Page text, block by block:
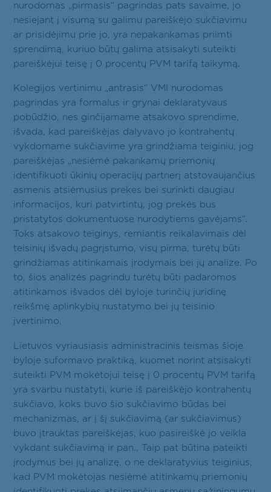
nurodomas „pirmasis“ pagrindas pats savaime, jo
nesiejant į visumą su galimu pareiškėjo sukčiavimu
ar prisidėjimu prie jo, yra nepakankamas priimti
sprendimą, kuriuo būtų galima atsisakyti suteikti
pareiškėjui teisę į 0 procentų PVM tarifą taikymą.
Kolegijos vertinimu „antrasis“ VMI nurodomas
pagrindas yra formalus ir grynai deklaratyvaus
pobūdžio, nes ginčijamame atsakovo sprendime,
išvada, kad pareiškėjas dalyvavo jo kontrahentų
vykdomame sukčiavime yra grindžiama teiginiu, jog
pareiškėjas „nesiėmė pakankamų priemonių
identifikuoti ūkinių operacijų partnerį atstovaujančius
asmenis atsiėmusius prekes bei surinkti daugiau
informacijos, kuri patvirtintų, jog prekės bus
pristatytos dokumentuose nurodytiems gavėjams“.
Toks atsakovo teiginys, remiantis reikalavimais dėl
teisinių išvadų pagrįstumo, visų pirma, turėtų būti
grindžiamas atitinkamais įrodymais bei jų analize. Po
to, šios analizės pagrindu turėtų būti padaromos
atitinkamos išvados dėl byloje turinčių juridinę
reikšmę aplinkybių nustatymo bei jų teisinio
įvertinimo.
Lietuvos vyriausiasis administracinis teismas šioje
byloje suformavo praktiką, kuomet norint atsisakyti
suteikti PVM mokėtojui teisę į 0 procentų PVM tarifą
yra svarbu nustatyti, kurie iš pareiškėjo kontrahentų
sukčiavo, koks buvo šio sukčiavimo būdas bei
mechanizmas, ar į šį sukčiavimą (ar sukčiavimus)
buvo įtrauktas pareiškėjas, kuo pasireiškė jo veikla
vykdant sukčiavimą ir pan.. Taip pat būtina pateikti
įrodymus bei jų analizę, o ne deklaratyvius teiginius,
kad PVM mokėtojas nesiėmė atitinkamų priemonių